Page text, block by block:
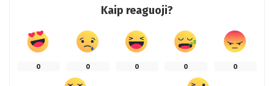
Kaip reaguoji?
0 0 0 0 0